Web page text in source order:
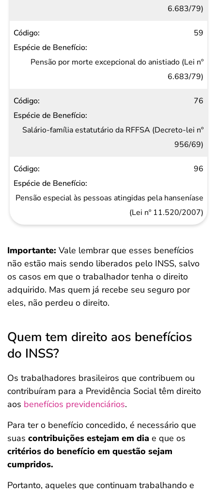
6.683/79)
59
Pensão por morte excepcional do anistiado (Lei nº
6.683/79)
76
Salário-família estatutário da RFFSA (Decreto-lei nº
956/69)
96
Pensão especial às pessoas atingidas pela hanseníase
(Lei nº 11.520/2007)
Importante: Vale lembrar que esses benefícios
não estão mais sendo liberados pelo INSS, salvo
os casos em que o trabalhador tenha o direito
adquirido. Mas quem já recebe seu seguro por
eles, não perdeu o direito.
Quem tem direito aos benefícios
do INSS?
Os trabalhadores brasileiros que contribuem ou
contribuíram para a Previdência Social têm direito
aos benefícios previdenciários.
Para ter o benefício concedido, é necessário que
suas contribuições estejam em dia e que os
critérios do benefício em questão sejam
cumpridos.
Portanto, aqueles que continuam trabalhando e